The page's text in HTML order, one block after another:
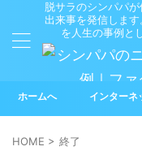
脱サラのシンパパ
出来事を発信しま
を人生の事例と
ホームへ インターネ
HOME > 終了